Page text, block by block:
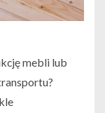
mebli lub